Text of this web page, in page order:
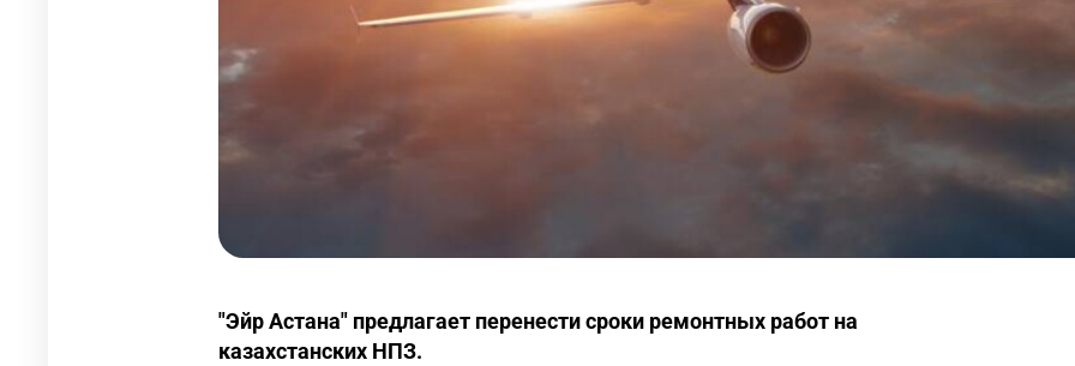
"Эйр Астана" предлагает перенести сроки ремонтных работ на
казахстанских НПЗ.